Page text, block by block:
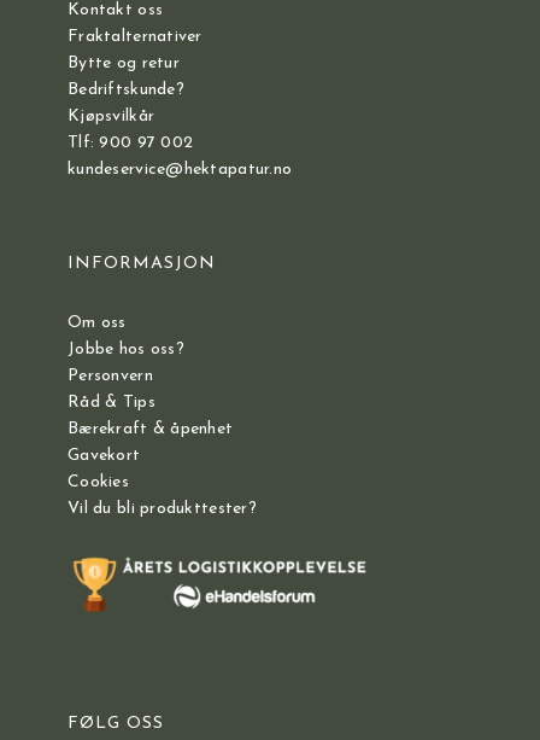
Kontakt oss
Fraktalternativer
Bytte og retur
Bedriftskunde?
Kjøpsvilkår
Tlf: 900 97 002
kundeservice@hektapatur.no
INFORMASJON
Om oss
Jobbe hos oss?
Personvern
Råd & Tips
Bærekraft & åpenhet
Gavekort
Cookies
Vil du bli produkttester?
FØLG OSS